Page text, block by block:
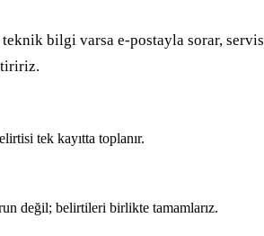
teknik bilgi varsa e-postayla sorar, servis
tek kayıtta toplanır.
değil; belirtileri birlikte tamamlarız.